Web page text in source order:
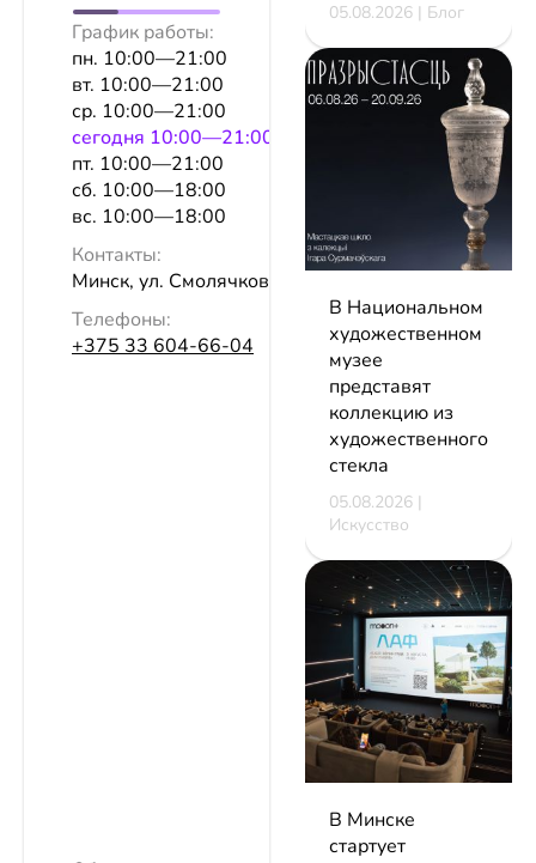
График работы:
пн. 10:00—21:00
вт. 10:00—21:00
ср. 10:00—21:00
сeгодня 10:00—21:00
пт. 10:00—21:00
сб. 10:00—18:00
вс. 10:00—18:00
Контакты:
Минск, ул. Смолячкова, 4, оф. 38
Телефоны:
+375 33 604-66-04
05.08.2026 | Блог
В Национальном
художественном
музее
представят
коллекцию из
художественного
стекла
05.08.2026 |
Искусство
В Минске
стартует